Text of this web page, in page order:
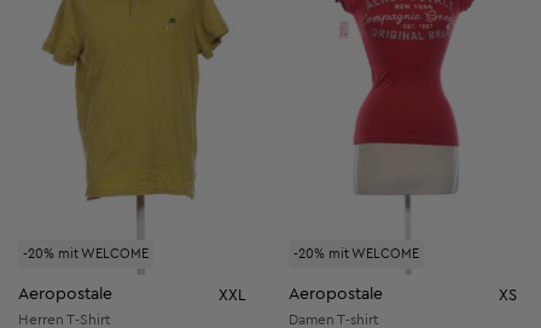
-20% mit WELCOME
Aeropostale XXL
Herren T-Shirt
-20% mit WELCOME
Aeropostale XS
Damen T-shirt